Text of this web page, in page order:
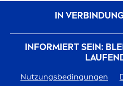
INFORMIERT SEIN:
Nutzungsbedingungen
IN